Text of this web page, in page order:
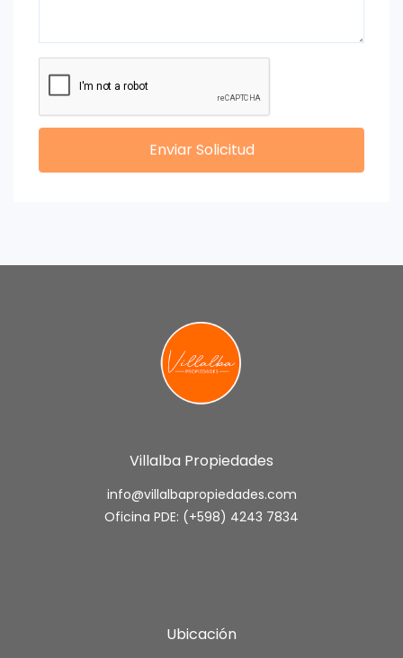
Enviar Solicitud
Villalba Propiedades
info@villalbapropiedades.com
Oficina PDE: (+598) 4243 7834
Ubicación